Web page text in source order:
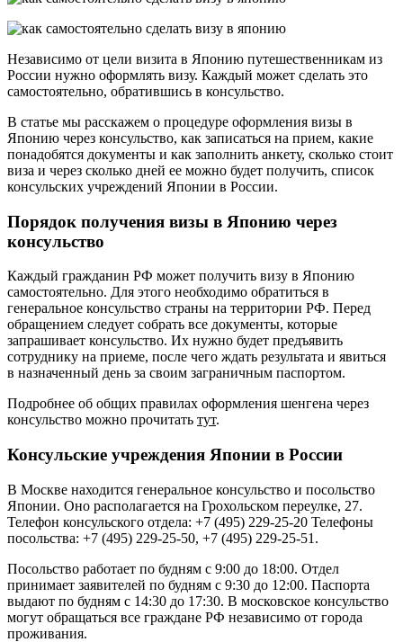
Независимо от цели визита в Японию путешественникам из
России нужно оформлять визу. Каждый может сделать это
самостоятельно, обратившись в консульство.
В статье мы расскажем о процедуре оформления визы в
Японию через консульство, как записаться на прием, какие
понадобятся документы и как заполнить анкету, сколько стоит
виза и через сколько дней ее можно будет получить, список
консульских учреждений Японии в России.
Порядок получения визы в Японию через
консульство
Каждый гражданин РФ может получить визу в Японию
самостоятельно. Для этого необходимо обратиться в
генеральное консульство страны на территории РФ. Перед
обращением следует собрать все документы, которые
запрашивает консульство. Их нужно будет предъявить
сотруднику на приеме, после чего ждать результата и явиться
в назначенный день за своим заграничным паспортом.
Подробнее об общих правилах оформления шенгена через
консульство можно прочитать тут.
Консульские учреждения Японии в России
В Москве находится генеральное консульство и посольство
Японии. Оно располагается на Грохольском переулке, 27.
Телефон консульского отдела: +7 (495) 229-25-20 Телефоны
посольства: +7 (495) 229-25-50, +7 (495) 229-25-51.
Посольство работает по будням с 9:00 до 18:00. Отдел
принимает заявителей по будням с 9:30 до 12:00. Паспорта
выдают по будням с 14:30 до 17:30. В московское консульство
могут обращаться все граждане РФ независимо от города
проживания.